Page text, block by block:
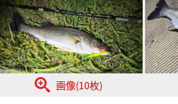
画像(10枚)